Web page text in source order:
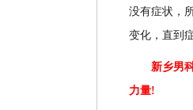
没有症状，
变化，直到
新乡男科
力量!